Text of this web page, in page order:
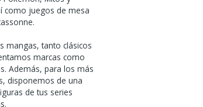
como juegos de mesa
mangas, tanto clásicos
marcas como
Además, para los más
disponemos de una
de tus series